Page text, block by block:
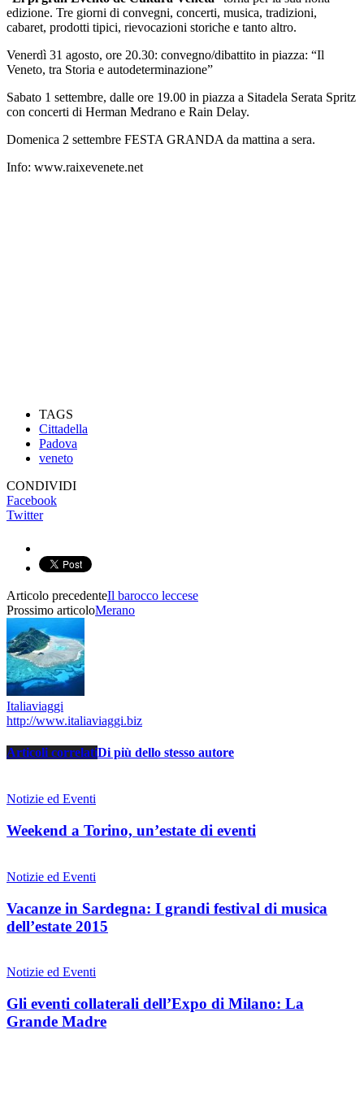
edizione. Tre giorni di convegni, concerti, musica, tradizioni,
cabaret, prodotti tipici, rievocazioni storiche e tanto altro.
Venerdì 31 agosto, ore 20.30: convegno/dibattito in piazza: “Il
Veneto, tra Storia e autodeterminazione”
Sabato 1 settembre, dalle ore 19.00 in piazza a Sitadela Serata Spritz
con concerti di Herman Medrano e Rain Delay.
Domenica 2 settembre FESTA GRANDA da mattina a sera.
Info: www.raixevenete.net
TAGS
Cittadella
Padova
veneto
CONDIVIDI
Facebook
Twitter
Articolo precedenteIl barocco leccese
Prossimo articoloMerano
Italiaviaggi
http://www.italiaviaggi.biz
Articoli correlatiDi più dello stesso autore
Notizie ed Eventi
Weekend a Torino, un’estate di eventi
Notizie ed Eventi
Vacanze in Sardegna: I grandi festival di musica
dell’estate 2015
Notizie ed Eventi
Gli eventi collaterali dell’Expo di Milano: La
Grande Madre